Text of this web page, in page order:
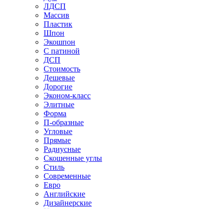
ЛДСП
Массив
Пластик
Шпон
Экошпон
С патиной
ДСП
Стоимость
Дешевые
Дорогие
Эконом-класс
Элитные
Форма
П-образные
Угловые
Прямые
Радиусные
Скошенные углы
Стиль
Современные
Евро
Английские
Дизайнерские